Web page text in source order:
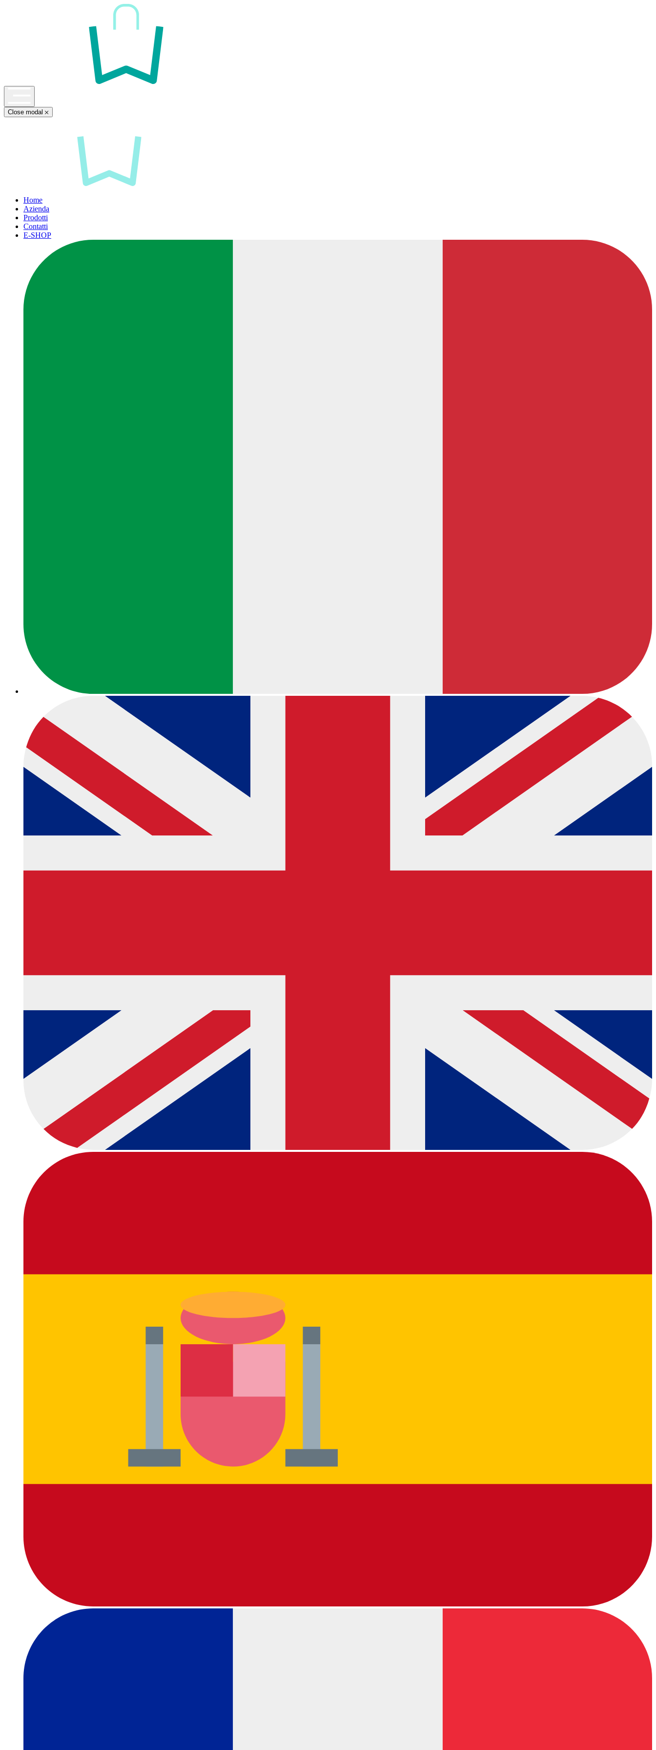
Close modal
Home
Azienda
Prodotti
Contatti
E-SHOP